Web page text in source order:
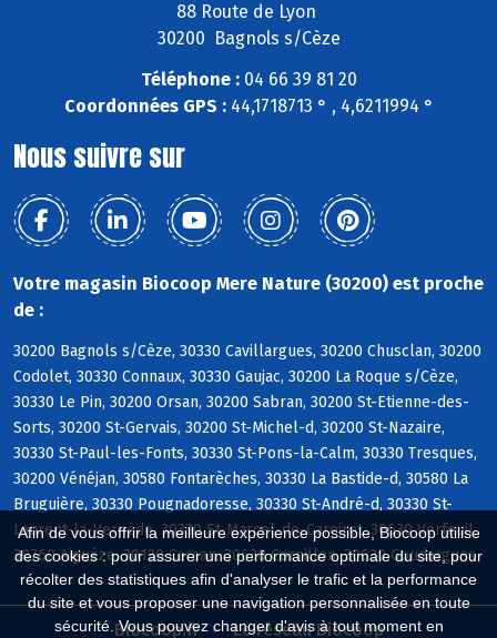
Afin de vous offrir la meilleure expérience possible, Biocoop utilise
des cookies : pour assurer une performance optimale du site, pour
récolter des statistiques afin d'analyser le trafic et la performance
du site et vous proposer une navigation personnalisée en toute
sécurité. Vous pouvez changer d'avis à tout moment en
88 Route de Lyon
30200 Bagnols s/Cèze
Téléphone :04 66 39 81 20
Coordonnées GPS :44,1718713 ° , 4,6211994 °
Nous suivre sur
Votre magasin Biocoop Mere Nature (30200) est proche
de :
30200 Bagnols s/Cèze, 30330 Cavillargues, 30200 Chusclan, 30200
Codolet, 30330 Connaux, 30330 Gaujac, 30200 La Roque s/Cèze,
30330 Le Pin, 30200 Orsan, 30200 Sabran, 30200 St-Etienne-des-
Sorts, 30200 St-Gervais, 30200 St-Michel-d, 30200 St-Nazaire,
30330 St-Paul-les-Fonts, 30330 St-Pons-la-Calm, 30330 Tresques,
30200 Vénéjan, 30580 Fontarèches, 30330 La Bastide-d, 30580 La
Bruguière, 30330 Pougnadoresse, 30330 St-André-d, 30330 St-
Laurent-la-Vernède, 30330 St-Marcel-de-Careiret, 30630 Verfeuil,
30760 Aiguèze, 30130 Carsan, 30630 Cornillon, 30630 Goudargues
Biocoop.fr Le réseau Biocoop